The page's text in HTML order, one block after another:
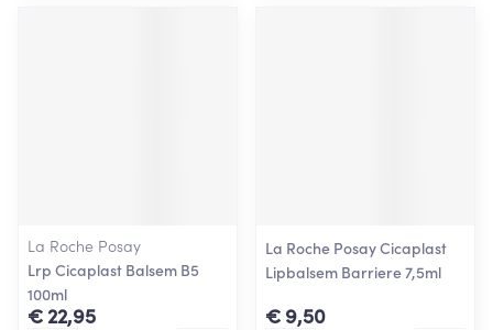
La Roche Posay
Lrp Cicaplast Balsem B5
100ml
€ 22,95
La Roche Posay Cicaplast
Lipbalsem Barriere 7,5ml
€ 9,50